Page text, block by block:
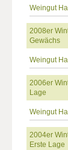
Weingut
2008er
Gewächs
Weingut
2006er
Lage
Weingut
2004er
Erste Lage